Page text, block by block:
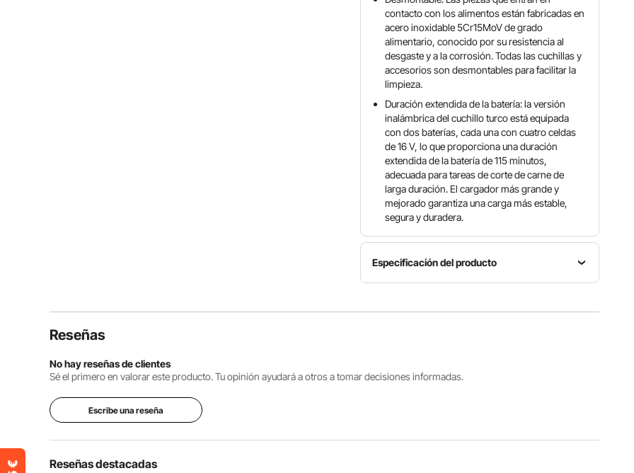
contacto con los alimentos están fabricadas en
acero inoxidable 5Cr15MoV de grado
alimentario, conocido por su resistencia al
desgaste y a la corrosión. Todas las cuchillas y
accesorios son desmontables para facilitar la
limpieza.
Duración extendida de la batería: la versión
inalámbrica del cuchillo turco está equipada
con dos baterías, cada una con cuatro celdas
de 16 V, lo que proporciona una duración
extendida de la batería de 115 minutos,
adecuada para tareas de corte de carne de
larga duración. El cargador más grande y
mejorado garantiza una carga más estable,
segura y duradera.
Especificación del producto
de
Potencia
de la hoja
Reseñas
No hay reseñas de clientes
Sé el primero en valorar este producto. Tu opinión ayudará a otros a tomar decisiones informadas.
Escribe una reseña
Reseñas destacadas